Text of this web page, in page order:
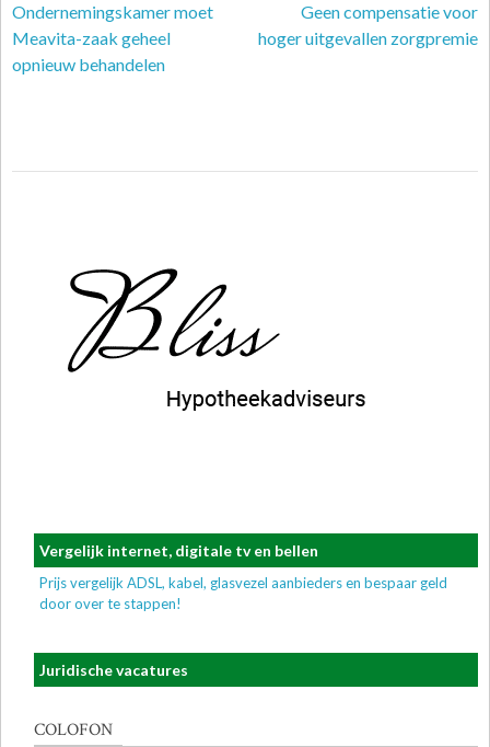
Ondernemingskamer moet
Meavita-zaak geheel
opnieuw behandelen
Geen compensatie voor
hoger uitgevallen zorgpremie
Vergelijk internet, digitale tv en bellen
Prijs vergelijk ADSL, kabel, glasvezel aanbieders en bespaar geld
door over te stappen!
Juridische vacatures
COLOFON